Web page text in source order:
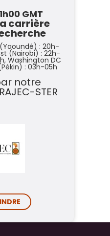
GMT
carrière
: 20h-
(Nairobi) : 22h-
Washington DC
: 03h-05h
notre
RAJEC-STER